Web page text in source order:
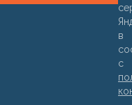
в
с